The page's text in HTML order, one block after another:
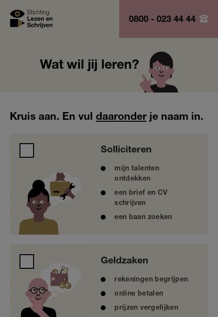
mainStichting Lezen
Wat wil jij leren?
0800 - 023 44 44
Kruis aan. En vul daaronderje naam in.
Solliciteren
mijn talenten
ontdekken
een brief en CV
schrijven
een baan zoeken
Geldzaken
rekeningen begrijpen
online betalen
prijzen vergelijken